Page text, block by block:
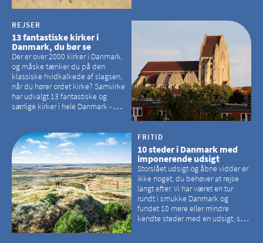
REJSER
13 fantastiske kirker i
Danmark, du bør se
Der er over 2000 kirker i Danmark,
og måske tænker du på den
klassiske hvidkalkede af slagsen,
når du hører ordet kirke? Samvirke
har udvalgt 13 fantastiske og
særlige kirker i hele Danmark - og
hvilke kirker, der er en omvej værd
FRITID
10 steder i Danmark med
imponerende udsigt
Storslået udsigt og åbne vidder er
ikke noget, du behøver at rejse
langt efter. Vi har været en tur
rundt i smukke Danmark og
fundet 10 mere eller mindre
kendte steder med en udsigt, som